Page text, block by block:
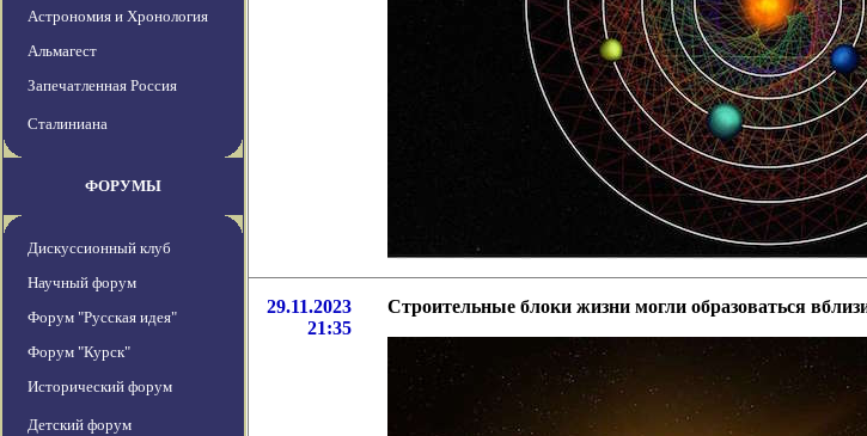
Астрономия и Хронология
Альмагест
Запечатленная Россия
Сталиниана
ФОРУМЫ
Дискуссионный клуб
Научный форум
Форум "Русская идея"
Форум "Курск"
Исторический форум
Детский форум
29.11.2023
21:35
Строительные блоки жизни могли образоваться